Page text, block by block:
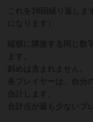
これを16回繰り返しま
になります）
縦横に隣接する同じ数
ます。
斜めは含まれません。
各プレイヤーは、自分
合計します。
合計点が最も少ないプ